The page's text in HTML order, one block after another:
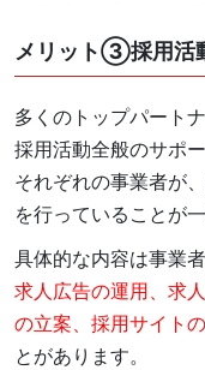
メリット③採用活
多くのトップパート
採用活動全般のサポ
それぞれの事業者が
を行っていることが一
具体的な内容は事業
求人広告の運用、求
の立案、採用サイト
とがあります。